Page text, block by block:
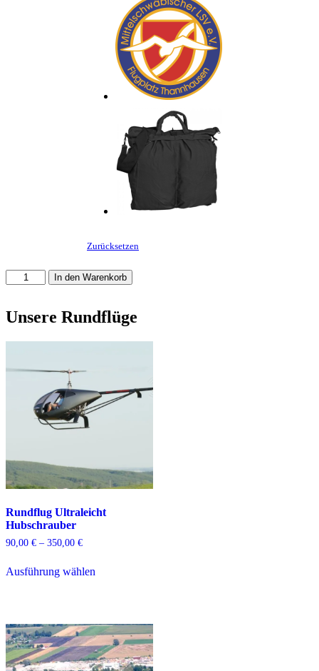
Zurücksetzen
Pilotentasche
Menge
In den Warenkorb
Unsere Rundflüge
Rundflug Ultraleicht
Hubschrauber
90,00 € – 350,00 €Preisspanne:
bis
350,00 €
Ausführung wählenProdukt
auf.
Die
Optionen
können